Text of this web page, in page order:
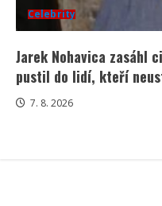
Celebrity
Jarek Nohavica zasáhl
pustil do lidí, kteří
7. 8. 2026